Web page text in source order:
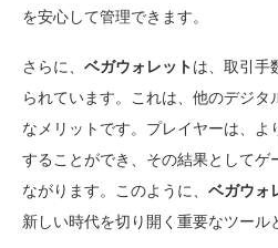
を安心して管理できます。
さらに、 ベガウォレット は、取引手
られています。これは、他のデジタ
なメリットです。プレイヤーは、よ
することができ、その結果としてゲ
ながります。このように、 ベガウォ
新しい時代を切り開く重要なツール